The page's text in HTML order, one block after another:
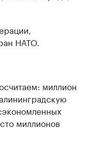
НАТО.
миллион
миллионов